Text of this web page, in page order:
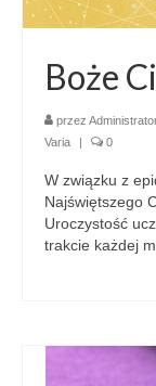
Boże
przez
Varia
| 0
W związku z
Najświętszego
Uroczystość
trakcie każdej